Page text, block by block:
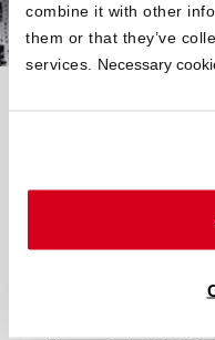
combine it with other
them or that they’ve
services. Necessary